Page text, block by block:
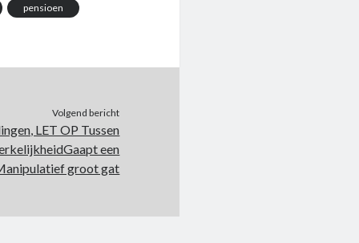
pensioen
Volgend bericht
LET OP Tussen
een
groot gat